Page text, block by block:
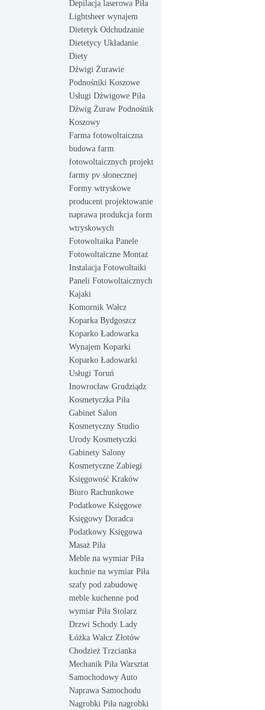
Depilacja laserowa Piła
Lightsheer wynajem
Dietetyk Odchudzanie
Dietetycy Układanie
Diety
Dźwigi Żurawie
Podnośniki Koszowe
Usługi Dźwigowe Piła
Dźwig Żuraw Podnośnik
Koszowy
Farma fotowoltaiczna
budowa farm
fotowoltaicznych projekt
farmy pv słonecznej
Formy wtryskowe
producent projektowanie
naprawa produkcja form
wtryskowych
Fotowoltaika Panele
Fotowoltaiczne Montaż
Instalacja Fotowoltaiki
Paneli Fotowoltaicznych
Kajaki
Komornik Wałcz
Koparka Bydgoszcz
Koparko Ładowarka
Wynajem Koparki
Koparko Ładowarki
Usługi Toruń
Inowrocław Grudziądz
Kosmetyczka Piła
Gabinet Salon
Kosmetyczny Studio
Urody Kosmetyczki
Gabinety Salony
Kosmetyczne Zabiegi
Księgowość Kraków
Biuro Rachunkowe
Podatkowe Księgowe
Księgowy Doradca
Podatkowy Księgowa
Masaż Piła
Meble na wymiar Piła
kuchnie na wymiar Piła
szafy pod zabudowę
meble kuchenne pod
wymiar Piła Stolarz
Drzwi Schody Lady
Łóżka Wałcz Złotów
Chodzież Trzcianka
Mechanik Piła Warsztat
Samochodowy Auto
Naprawa Samochodu
Nagrobki Piła nagrobki